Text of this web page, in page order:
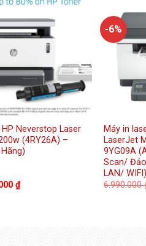
HP Neverstop Laser
(4RY26A) –
₫
-6%
Máy in
LaserJet
9YG09A
Scan/
LAN/ WIFI)
6.990.000